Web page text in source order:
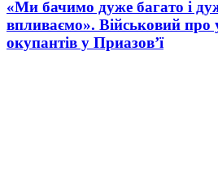
«Ми бачимо дуже багато і
впливаємо». Військовий про
окупантів у Приазов’ї